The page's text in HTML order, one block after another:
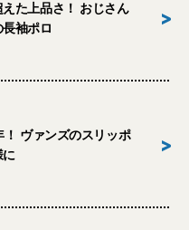
た上品さ！ おじさん
袖ポロ
>
ヴァンズのスリッポ
に
>